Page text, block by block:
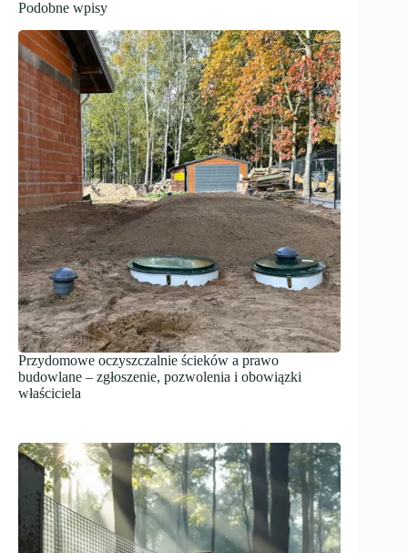
Podobne wpisy
Przydomowe oczyszczalnie ścieków a prawo
budowlane – zgłoszenie, pozwolenia i obowiązki
właściciela